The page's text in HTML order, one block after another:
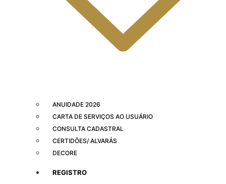
ANUIDADE 2026
CARTA DE SERVIÇOS AO USUÁRIO
CONSULTA CADASTRAL
CERTIDÕES/ ALVARÁS
DECORE
REGISTRO